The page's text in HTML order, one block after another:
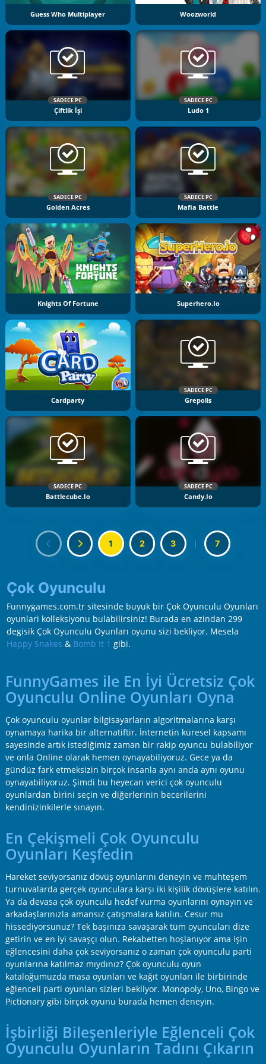
Guess Who Multiplayer Woozworld
SADECE PC
Çiftlik İşi
SADECE PC
Ludo 1
SADECE PC
Golden Acres
SADECE PC
Mafia Battle
Knights Of Fortune Superhero.io
Cardparty
SADECE PC
Grepolis
SADECE PC
Battlecube.io
SADECE PC
Candy.io
1 2 3 | 7
Çok Oyunculu
Funnygames.com.tr sitesinde buyuk bir Çok Oyunculu Oyunları
oyunlari kolleksiyonu bulabilirsiniz! Burada en azindan 299
degisik Çok Oyunculu Oyunları oyunu sizi bekliyor. Mesela
Happy Snakes & Bomb It 1 gibi.
FunnyGames ile En İyi Ücretsiz Çok
Oyunculu Online Oyunları Oyna
Çok oyunculu oyunlar bilgisayarların algoritmalarına karşı
oynamaya harika bir alternatiftir. İnternetin küresel kapsamı
sayesinde artık istediğimiz zaman bir rakip oyuncu bulabiliyor
ve onla Online olarak hemen oynayabiliyoruz. Gece ya da
gündüz fark etmeksizin birçok insanla aynı anda aynı oyunu
oynayabiliyoruz. Şimdi bu heyecan verici çok oyunculu
oyunlardan birini seçin ve diğerlerinin becerilerini
kendinizinkilerle sınayın.
En Çekişmeli Çok Oyunculu
Oyunları Keşfedin
Hareket seviyorsanız dövüş oyunlarını deneyin ve muhteşem
turnuvalarda gerçek oyunculara karşı iki kişilik dövüşlere katılın.
Ya da devasa çok oyunculu hedef vurma oyunlarını oynayın ve
arkadaşlarınızla amansız çatışmalara katılın. Cesur mu
hissediyorsunuz? Tek başınıza savaşarak tüm oyuncuları dize
getirin ve en iyi savaşçı olun. Rekabetten hoşlanıyor ama işin
eğlencesini daha çok seviyorsanız o zaman çok oyunculu parti
oyunlarına katılmaz mıydınız? Çok oyunculu oyun
kataloğumuzda masa oyunları ve kağıt oyunları ile birbirinde
eğlenceli parti oyunları sizleri bekliyor. Monopoly, Uno, Bingo ve
Pictionary gibi birçok oyunu burada hemen deneyin.
İşbirliği Bileşenleriyle Eğlenceli Çok
Oyunculu Oyunların Tadını Çıkarın